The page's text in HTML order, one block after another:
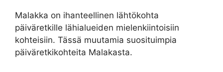
Malakka on ihanteellinen lähtökohta
päiväretkille lähialueiden mielenkiintoisiin
kohteisiin. Tässä muutamia suosituimpia
päiväretkikohteita Malakasta.